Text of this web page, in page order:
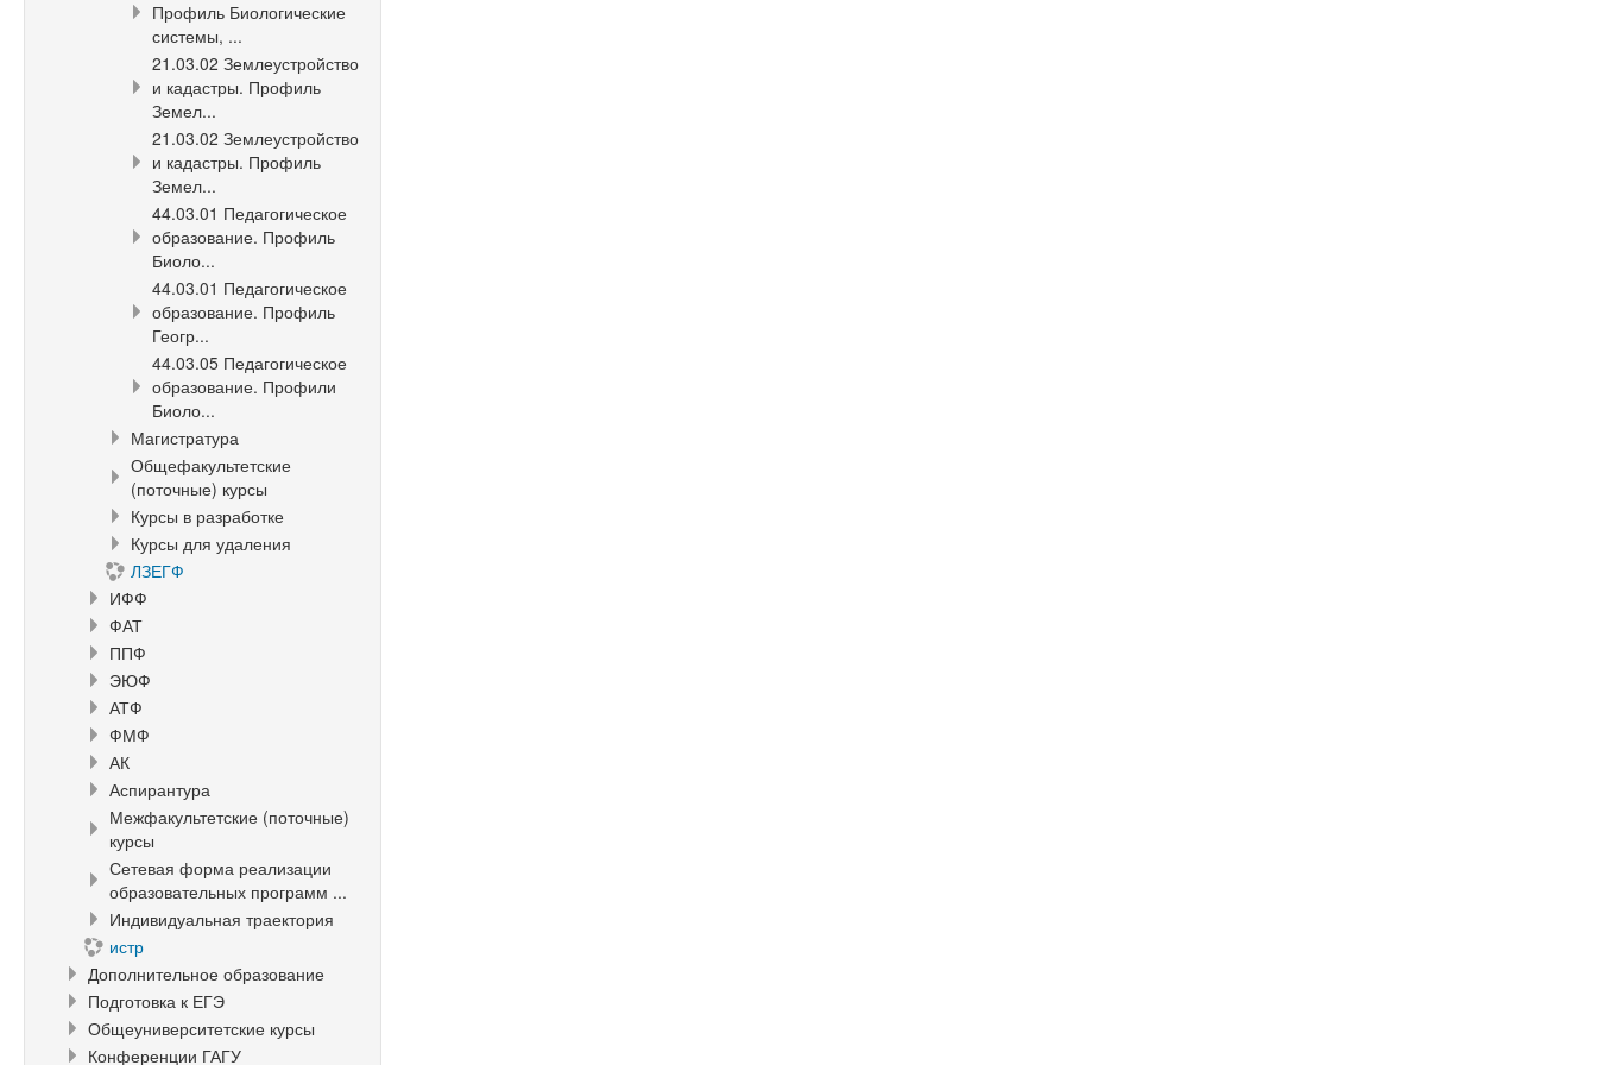
Профиль Биологические
системы, ...
21.03.02 Землеустройство
и кадастры. Профиль
Земел...
21.03.02 Землеустройство
и кадастры. Профиль
Земел...
44.03.01 Педагогическое
образование. Профиль
Биоло...
44.03.01 Педагогическое
образование. Профиль
Геогр...
44.03.05 Педагогическое
образование. Профили
Биоло...
Магистратура
Общефакультетские
(поточные) курсы
Курсы в разработке
Курсы для удаления
ЛЗЕГФ
ИФФ
ФАТ
ППФ
ЭЮФ
АТФ
ФМФ
АК
Аспирантура
Межфакультетские (поточные)
курсы
Сетевая форма реализации
образовательных программ ...
Индивидуальная траектория
истр
Дополнительное образование
Подготовка к ЕГЭ
Общеуниверситетские курсы
Конференции ГАГУ